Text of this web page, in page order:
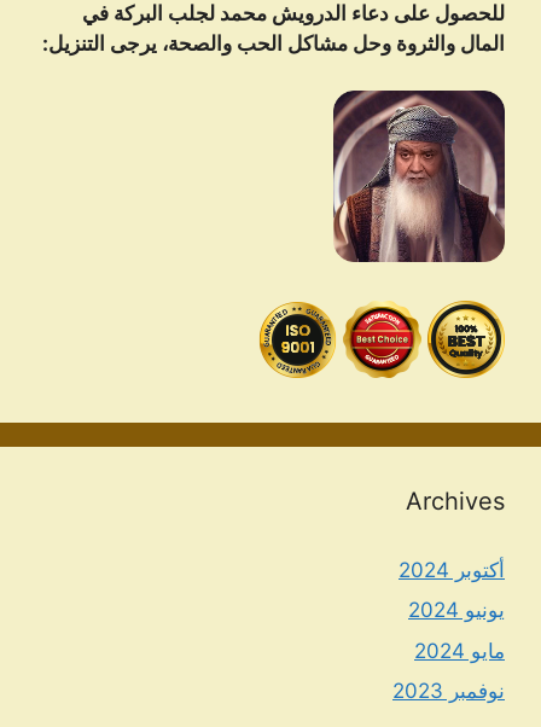
للحصول على دعاء الدرویش محمد لجلب البركة في
المال والثروة وحل مشاكل الحب والصحة، يرجى التنزيل:
Archives
أكتوبر 2024
يونيو 2024
مايو 2024
نوفمبر 2023